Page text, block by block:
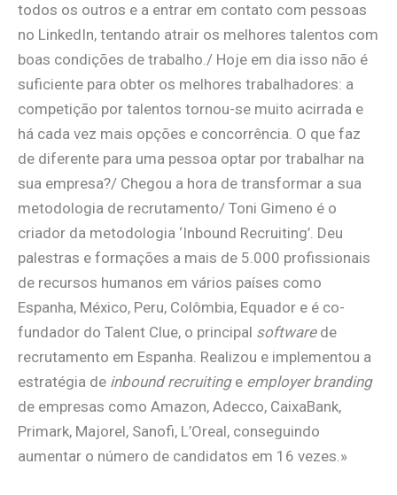
todos os outros e a entrar em contato com pessoas
no LinkedIn, tentando atrair os melhores talentos com
boas condições de trabalho./ Hoje em dia isso não é
suficiente para obter os melhores trabalhadores: a
competição por talentos tornou-se muito acirrada e
há cada vez mais opções e concorrência. O que faz
de diferente para uma pessoa optar por trabalhar na
sua empresa?/ Chegou a hora de transformar a sua
metodologia de recrutamento/ Toni Gimeno é o
criador da metodologia ‘Inbound Recruiting’. Deu
palestras e formações a mais de 5.000 profissionais
de recursos humanos em vários países como
Espanha, México, Peru, Colômbia, Equador e é co-
fundador do Talent Clue, o principal softwarede
recrutamento em Espanha. Realizou e implementou a
estratégia de inbound recruitinge employer branding
de empresas como Amazon, Adecco, CaixaBank,
Primark, Majorel, Sanofi, L’Oreal, conseguindo
aumentar o número de candidatos em 16 vezes.»